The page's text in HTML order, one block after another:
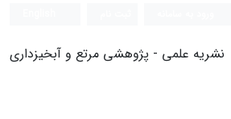
نشریه علمی - پژوهشی مرتع و آبخیزداری